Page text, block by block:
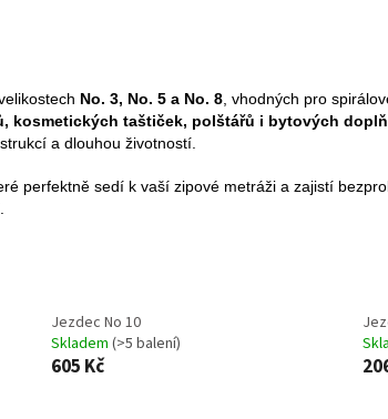
No. 3, No. 5 a No. 8, vhodných pro
kosmetických taštiček, polštářů i bytových
a dlouhou životností.
perfektně sedí k vaší zipové metráži a zajistí
Jezdec No 10
Skladem (>5 balení)
605 Kč